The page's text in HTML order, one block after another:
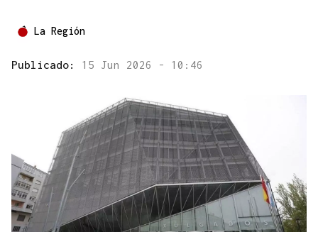
La Región
Publicado: 15 Jun 2026 - 10:46